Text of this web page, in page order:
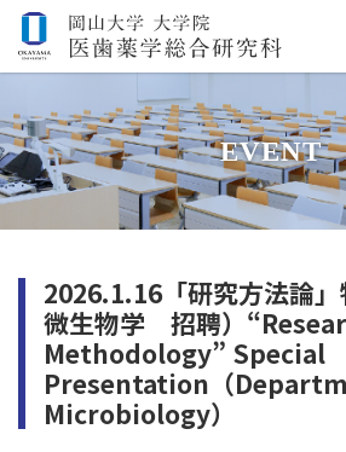
EVENT
2026.1.16「研究方法論
微生物学 招聘）
Methodology” Special
Presentation（
Microbiology）